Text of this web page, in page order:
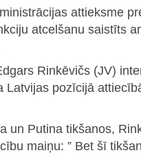
attieksme
atcelšanu saistīts
Rinkēvičs (JV)
Latvijas pozīcijā
un Putina tikšanos,
maiņu: ” Bet šī